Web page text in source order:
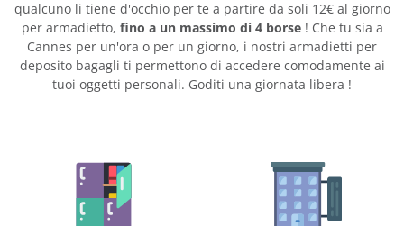
qualcuno li tiene d'occhio per te a partire da soli 12€ al giorno
per armadietto, fino a un massimo di 4 borse! Che tu sia a
Cannes per un'ora o per un giorno, i nostri armadietti per
deposito bagagli ti permettono di accedere comodamente ai
tuoi oggetti personali. Goditi una giornata libera !